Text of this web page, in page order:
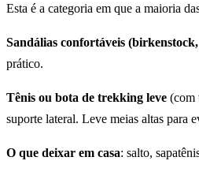
Esta é a categoria em que a maioria
Sandálias confortáveis
prático.
Tênis ou bota de trekking leve (com
suporte lateral. Leve meias altas para
O que deixar em casa: salto,